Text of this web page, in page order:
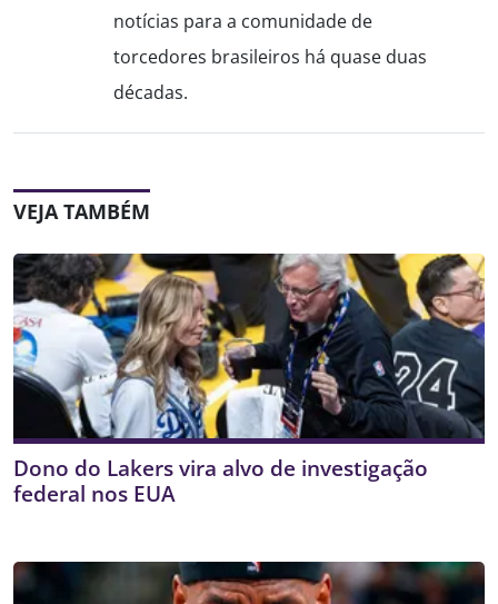
notícias para a comunidade de
torcedores brasileiros há quase duas
décadas.
VEJA TAMBÉM
Dono do Lakers vira alvo de investigação
federal nos EUA